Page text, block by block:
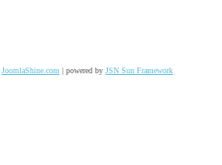
JoomlaShine.com | powered by JSN Sun Framework